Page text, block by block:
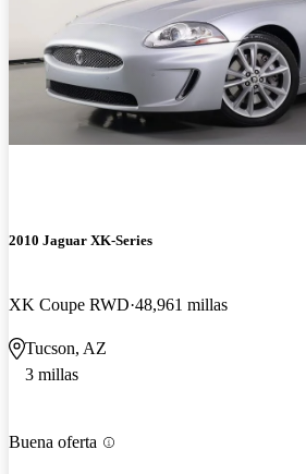
2010 Jaguar XK-Series
XK Coupe RWD 48,961 millas
Tucson, AZ
3 millas
Buena oferta